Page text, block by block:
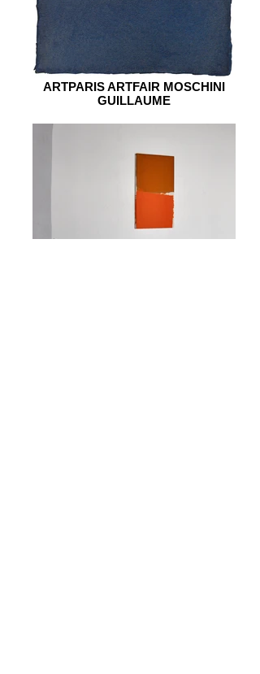
ARTPARIS ARTFAIR MOSCHINI
GUILLAUME